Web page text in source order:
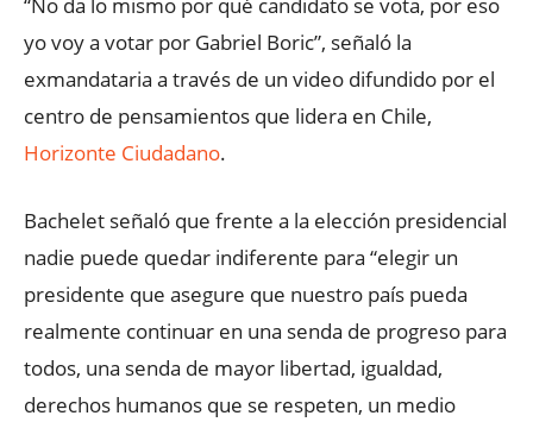
“No da lo mismo por qué candidato se vota, por eso
yo voy a votar por Gabriel Boric”, señaló la
exmandataria a través de un video difundido por el
centro de pensamientos que lidera en Chile,
Horizonte Ciudadano.
Bachelet señaló que frente a la elección presidencial
nadie puede quedar indiferente para “elegir un
presidente que asegure que nuestro país pueda
realmente continuar en una senda de progreso para
todos, una senda de mayor libertad, igualdad,
derechos humanos que se respeten, un medio